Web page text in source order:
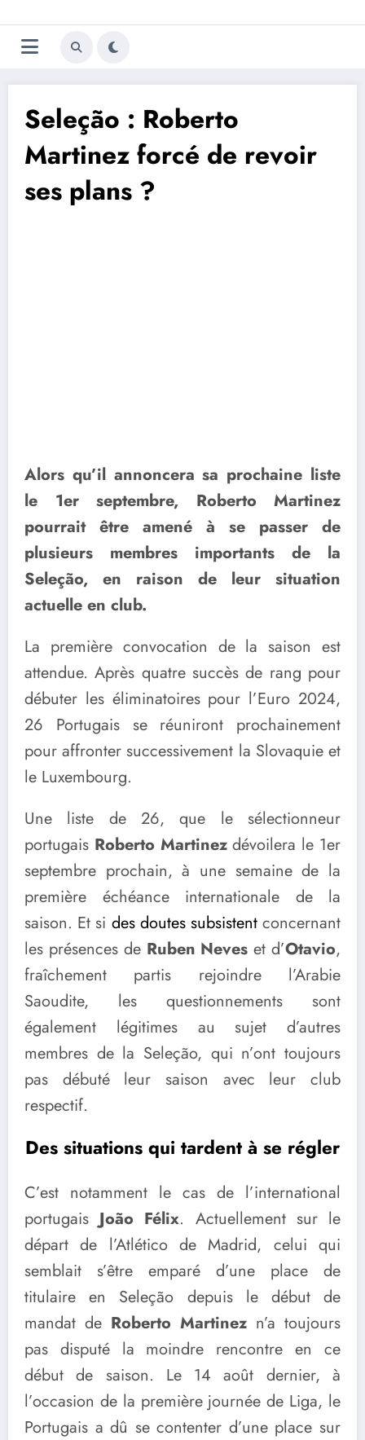
au
contenu
Trivela
L'actualité du football
Seleção : Roberto
Martinez forcé de revoir
ses plans ?
Alors qu’il annoncera sa prochaine liste
le 1er septembre, Roberto Martinez
pourrait être amené à se passer de
plusieurs membres importants de la
Seleção, en raison de leur situation
actuelle en club.
La première convocation de la saison est
attendue. Après quatre succès de rang pour
débuter les éliminatoires pour l’Euro 2024,
26 Portugais se réuniront prochainement
pour affronter successivement la Slovaquie et
le Luxembourg.
Une liste de 26, que le sélectionneur
portugais Roberto Martinezdévoilera le 1er
septembre prochain, à une semaine de la
première échéance internationale de la
saison. Et si des doutes subsistentconcernant
les présences deRuben Neves et d’Otavio,
fraîchement partis rejoindre l’Arabie
Saoudite, les questionnements sont
également légitimes au sujet d’autres
membres de la Seleção, qui n’ont toujours
pas débuté leur saison avec leur club
respectif.
Des situations qui tardent à se régler
C’est notamment le cas de l’international
portugais João Félix. Actuellement sur le
départ de l’Atlético de Madrid, celui qui
semblait s’être emparé d’une place de
titulaire en Seleção depuis le début de
mandat de Roberto Martinez n’a toujours
pas disputé la moindre rencontre en ce
début de saison. Le 14 août dernier, à
l’occasion de la première journée de Liga, le
Portugais a dû se contenter d’une place sur